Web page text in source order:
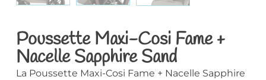
Poussette Maxi-Cosi Fame +
Nacelle Sapphire Sand
La Poussette Maxi-Cosi Fame + Nacelle Sapphire